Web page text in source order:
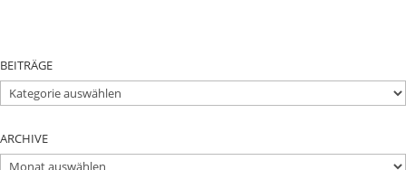
BEITRÄGE
BEITRÄGE
ARCHIVE
ARCHIVE